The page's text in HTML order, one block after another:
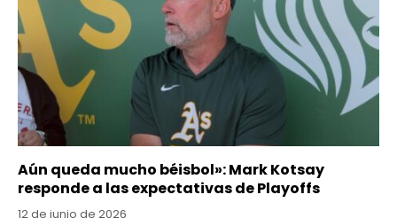
Aún queda mucho béisbol»: Mark Kotsay
responde a las expectativas de Playoffs
12 de junio de 2026